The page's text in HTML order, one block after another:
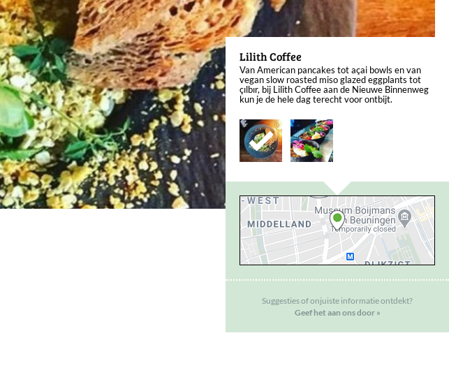
Lilith Coffee
Van American pancakes tot açai bowls en van
vegan slow roasted miso glazed eggplants tot
çılbır, bij Lilith Coffee aan de Nieuwe Binnenweg
kun je de hele dag terecht voor ontbijt.
Suggesties of onjuiste informatie ontdekt?
Geef het aan ons door »